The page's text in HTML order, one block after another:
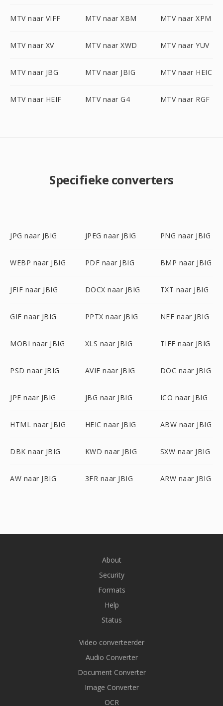
MTV naar VIFF MTV naar XBM MTV naar XPM
MTV naar XV MTV naar XWD MTV naar YUV
MTV naar JBG MTV naar JBIG MTV naar HEIC
MTV naar HEIF MTV naar G4 MTV naar RGF
Specifieke converters
JPG naar JBIG JPEG naar JBIG PNG naar JBIG
WEBP naar JBIG PDF naar JBIG BMP naar JBIG
JFIF naar JBIG DOCX naar JBIG TXT naar JBIG
GIF naar JBIG PPTX naar JBIG NEF naar JBIG
MOBI naar JBIG XLS naar JBIG TIFF naar JBIG
PSD naar JBIG AVIF naar JBIG DOC naar JBIG
JPE naar JBIG JBG naar JBIG ICO naar JBIG
HTML naar JBIG HEIC naar JBIG ABW naar JBIG
DBK naar JBIG KWD naar JBIG SXW naar JBIG
AW naar JBIG 3FR naar JBIG ARW naar JBIG
About
Security
Formats
Help
Status
Video converteerder
Audio Converter
Document Converter
Image Converter
OCR